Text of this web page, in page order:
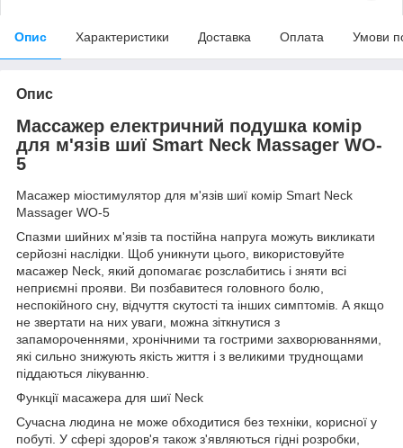
Опис Характеристики Доставка Оплата Умови
Опис
Массажер електричний подушка комір
для м'язів шиї Smart Neck Massager WO-
5
Масажер міостимулятор для м'язів шиї комір Smart Neck
Massager WO-5
Спазми шийних м'язів та постійна напруга можуть викликати
серйозні наслідки. Щоб уникнути цього, використовуйте
масажер Neck, який допомагає розслабитись і зняти всі
неприємні прояви. Ви позбавитеся головного болю,
неспокійного сну, відчуття скутості та інших симптомів. А якщо
не звертати на них уваги, можна зіткнутися з
запамороченнями, хронічними та гострими захворюваннями,
які сильно знижують якість життя і з великими труднощами
піддаються лікуванню.
Функції масажера для шиї Neck
Сучасна людина не може обходитися без техніки, корисної у
побуті. У сфері здоров'я також з'являються гідні розробки,